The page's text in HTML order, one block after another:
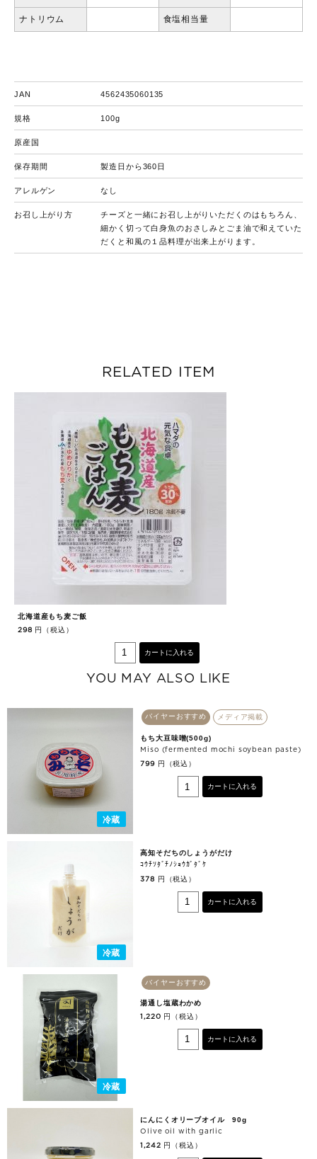
ナトリウム 食塩相当量
JAN 4562435060135
規格 100g
原産国
保存期間 製造日から360日
アレルゲン なし
お召し上がり方
チーズと一緒にお召し上がりいただくのはもちろん、
細かく切って白身魚のおさしみとごま油で和えていた
だくと和風の１品料理が出来上がります。
RELATED ITEM
北海道産もち麦ご飯
298 円（税込）
カートに入れる
YOU MAY ALSO LIKE
冷蔵
バイヤーおすすめ メディア掲載
もち大豆味噌(500g)
Miso (fermented mochi soybean paste)
799 円（税込）
カートに入れる
冷蔵
高知そだちのしょうがだけ
ｺｳﾁｿﾀﾞﾁﾉｼｮｳｶﾞﾀﾞｹ
378 円（税込）
カートに入れる
冷蔵
バイヤーおすすめ
湯通し塩蔵わかめ
1,220 円（税込）
カートに入れる
にんにくオリーブオイル 90g
Olive oil with garlic
1,242 円（税込）